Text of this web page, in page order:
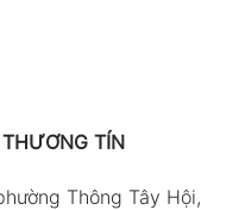
TÍN
Thông Tây Hội,